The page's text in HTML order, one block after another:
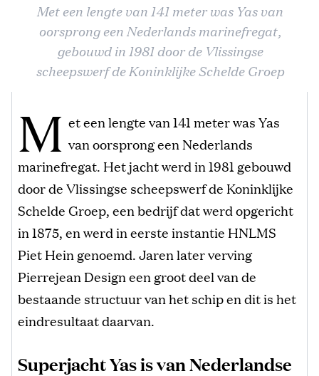
Met een lengte van 141 meter was Yas van
oorsprong een Nederlands marinefregat,
gebouwd in 1981 door de Vlissingse
scheepswerf de Koninklijke Schelde Groep
M et een lengte van 141 meter was Yas
van oorsprong een Nederlands
marinefregat. Het jacht werd in 1981 gebouwd
door de Vlissingse scheepswerf de Koninklijke
Schelde Groep, een bedrijf dat werd opgericht
in 1875, en werd in eerste instantie HNLMS
Piet Hein genoemd. Jaren later verving
Pierrejean Design een groot deel van de
bestaande structuur van het schip en dit is het
eindresultaat daarvan.
Superjacht Yas is van Nederlandse